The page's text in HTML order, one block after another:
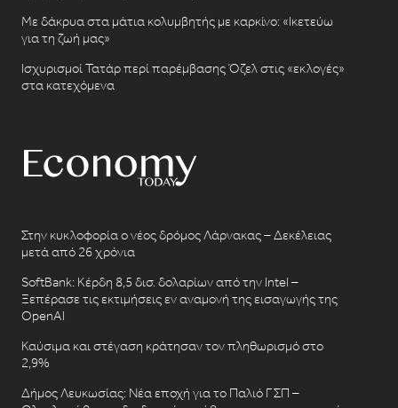
Με δάκρυα στα μάτια κολυμβητής με καρκίνο: «Ικετεύω
για τη ζωή μας»
Ισχυρισμοί Τατάρ περί παρέμβασης Όζελ στις «εκλογές»
στα κατεχόμενα
Στην κυκλοφορία ο νέος δρόμος Λάρνακας – Δεκέλειας
μετά από 26 χρόνια
SoftBank: Κέρδη 8,5 δισ. δολαρίων από την Intel –
Ξεπέρασε τις εκτιμήσεις εν αναμονή της εισαγωγής της
OpenAI
Καύσιμα και στέγαση κράτησαν τον πληθωρισμό στο
2,9%
Δήμος Λευκωσίας: Νέα εποχή για το Παλιό ΓΣΠ –